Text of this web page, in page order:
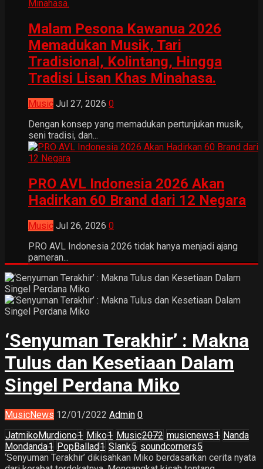
Malam Pesona Kawanua 2026
Memadukan Musik, Tari
Tradisional, Kolintang, Hingga
Tradisi Lisan Khas Minahasa.
Music Jul 27, 2026 0
Dengan konsep yang memadukan pertunjukan musik,
seni tradisi, dan...
PRO AVL Indonesia 2026 Akan
Hadirkan 60 Brand dari 12 Negara
Music Jul 26, 2026 0
PRO AVL Indonesia 2026 tidak hanya menjadi ajang
pameran...
‘Senyuman Terakhir’ : Makna
Tulus dan Kesetiaan Dalam
Singel Perdana Miko
MusicNews 12/01/2022 Admin 0
JatmikoMurdiono1 Miko1 Music2072 musicnews1 Nanda
Mondanda1 PopBallad1 Slank5 soundcorners5
‘Senyuman Terakhir’ dikisahkan Miko berdasarkan cerita nyata